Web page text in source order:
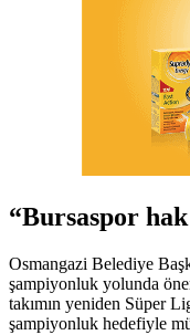
“Bursaspor
Osmangazi Belediye
şampiyonluk yolunda
takımın yeniden Süper
şampiyonluk hedefiyle